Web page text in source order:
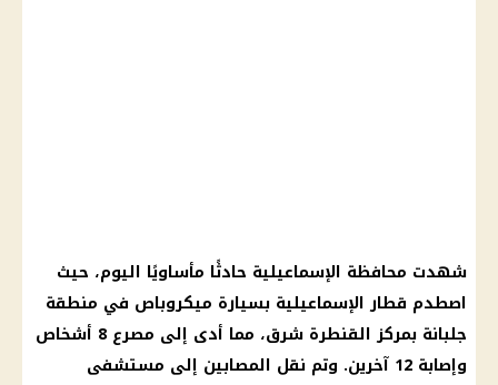
شهدت محافظة الإسماعيلية حادثًا مأساويًا اليوم، حيث
اصطدم قطارالإسماعيلية بسيارة ميكروباص في منطقة
جلبانة بمركز القنطرة شرق، مما أدى إلى مصرع 8 أشخاص
وإصابة 12 آخرين. وتم نقل المصابين إلى
مستشفى